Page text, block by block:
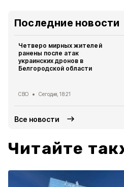
Последние новости
Четверо мирных жителей
ранены после атак
украинских дронов в
Белгородской области
СВО Сегодня, 18:21
Все новости
Читайте